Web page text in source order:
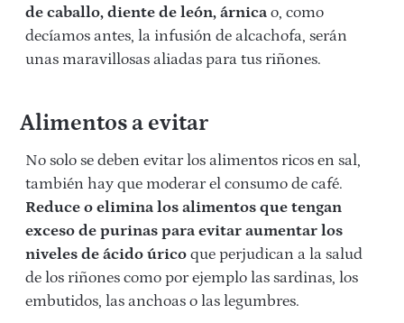
de caballo, diente de león, árnica o, como
decíamos antes, la infusión de alcachofa, serán
unas maravillosas aliadas para tus riñones.
Alimentos a evitar
No solo se deben evitar los alimentos ricos en sal,
también hay que moderar el consumo de café.
Reduce o elimina los alimentos que tengan
exceso de purinas para evitar aumentar los
niveles de ácido úrico que perjudican a la salud
de los riñones como por ejemplo las sardinas, los
embutidos, las anchoas o las legumbres.